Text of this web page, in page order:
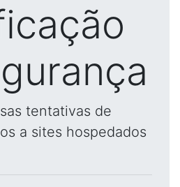
tentativas de
a sites hospedados